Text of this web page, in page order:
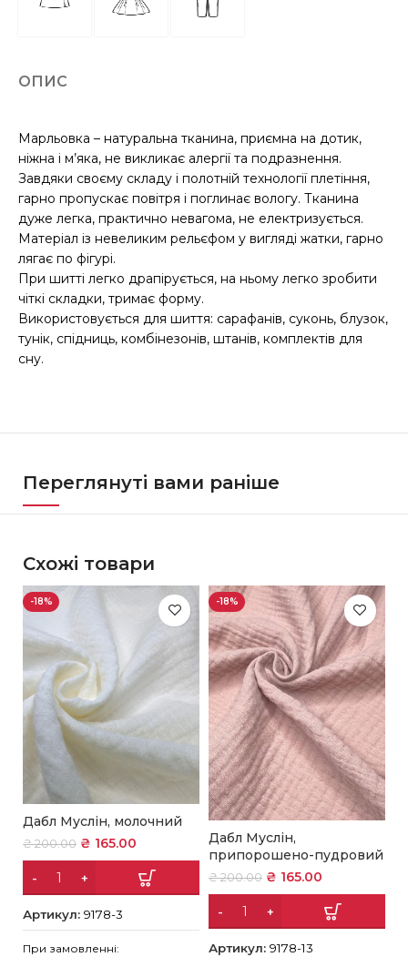
ОПИС
Марльовка – натуральна тканина, приємна на дотик,
ніжна і м’яка, не викликає алергії та подразнення.
Завдяки своєму складу і полотній технології плетіння,
гарно пропускає повітря і поглинає вологу. Тканина
дуже легка, практично невагома, не електризується.
Матеріал із невеликим рельєфом у вигляді жатки, гарно
лягає по фігурі.
При шитті легко драпірується, на ньому легко зробити
чіткі складки, тримає форму.
Використовується для шиття: сарафанів, суконь, блузок,
тунік, спідниць, комбінезонів, штанів, комплектів для
сну.
Переглянуті вами раніше
Схожі товари
-18%
Дабл Муслін, молочний
₴200.00 ₴ 165.00
Артикул:9178-3
При замовленні:
-18%
Дабл Муслін,
припорошено-пудровий
₴200.00 ₴ 165.00
Артикул: 9178-13